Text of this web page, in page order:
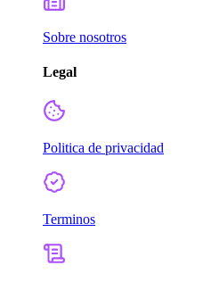
Sobre nosotros
Legal
Politica de privacidad
Terminos